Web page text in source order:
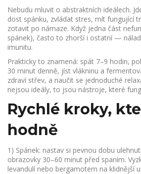
Nebudu mluvit o abstraktních ideálech.
dost spánku, zvládat stres, mít fungující
zotavit po námaze. Když jedna část
spánek), často to zhorší i ostatní —
imunitu.
Prakticky to znamená: spát 7–9 hodin,
30 minut denně, jíst vlákninu a
zdraví střev, a naučit se jednoduché
nejsou ideály, to jsou nástroje, které
Rychlé kroky,
hodně
1) Spánek: nastav si pevnou dobu
obrazovky 30–60 minut před spaním.
levandulí nebo bergamotem na klidnější